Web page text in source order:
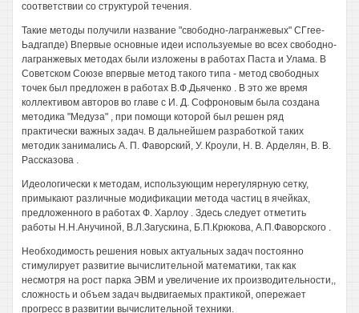
соответствии со структурой течения.
Такие методы получили название "свободно-лагранжевых" СГгее-
Ьадгапде) Впервые основные идеи используемые во всех свободно-
лагранжевых методах были изложены в работах Паста и Улама. В
Советском Союзе впервые метод такого типа - метод свободных
точек был предложен в работах В.Ф.Дьяченко . В это же время
коллективом авторов во главе с И. Д. Софроновым была создана
методика "Медуза" , при помощи которой был решен ряд
практически важных задач. В дальнейшем разработкой таких
методик занимались А. П. Фаворский, У. Кроули, Н. В. Арделян, В. В.
Рассказова .
Идеологически к методам, использующим нерегулярную сетку,
примыкают различные модификации метода частиц в ячейках,
предложенного в работах Ф. Харлоу . Здесь следует отметить
работы Н.Н.Анучиной, В.Л.Загускина, Б.П.Крюкова, А.П.Фаворского .
Необходимость решения новых актуальных задач постоянно
стимулирует развитие вычислительной математики, так как
несмотря на рост парка ЭВМ и увеличение их производительности,,
сложность и объем задач выдвигаемых практикой, опережает
прогресс в развитии вычислительной техники.